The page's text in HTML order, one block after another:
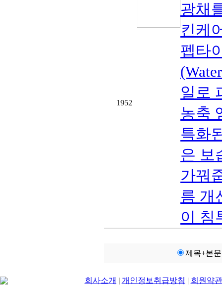
1952
광채
킨케
펩타
일로
농축
특화
은 보
가꿔
름 개
이 침
제목+본문
회사소개 | 개인정보취급방침 | 회원약관